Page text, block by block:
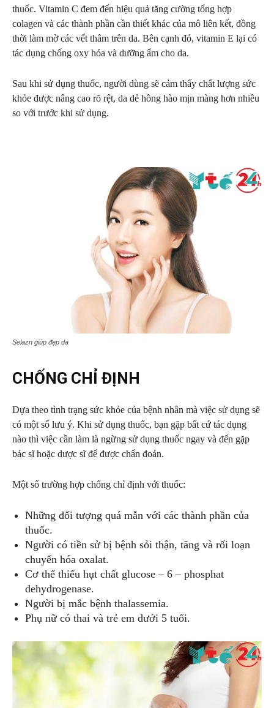
thuốc. Vitamin C đem đến hiệu quả tăng cường tổng hợp
colagen và các thành phần cần thiết khác của mô liên kết, đồng
thời làm mờ các vết thâm trên da. Bên cạnh đó, vitamin E lại có
tác dụng chống oxy hóa và dưỡng ẩm cho da.
Sau khi sử dụng thuốc, người dùng sẽ cảm thấy chất lượng sức
khỏe được nâng cao rõ rệt, da dẻ hồng hào mịn màng hơn nhiều
so với trước khi sử dụng.
Selazn giúp đẹp da
CHỐNG CHỈ ĐỊNH
Dựa theo tình trạng sức khỏe của bệnh nhân mà việc sử dụng sẽ
có một số lưu ý. Khi sử dụng thuốc, bạn gặp bất cứ tác dụng
nào thì việc cần làm là ngừng sử dụng thuốc ngay và đến gặp
bác sĩ hoặc dược sĩ để được chẩn đoán.
Một số trường hợp chống chỉ định với thuốc:
Những đối tượng quá mẫn với các thành phần của
thuốc.
Người có tiền sử bị bệnh sỏi thận, tăng và rối loạn
chuyển hóa oxalat.
Cơ thể thiếu hụt chất glucose – 6 – phosphat
dehydrogenase.
Người bị mắc bệnh thalassemia.
Phụ nữ có thai và trẻ em dưới 5 tuổi.